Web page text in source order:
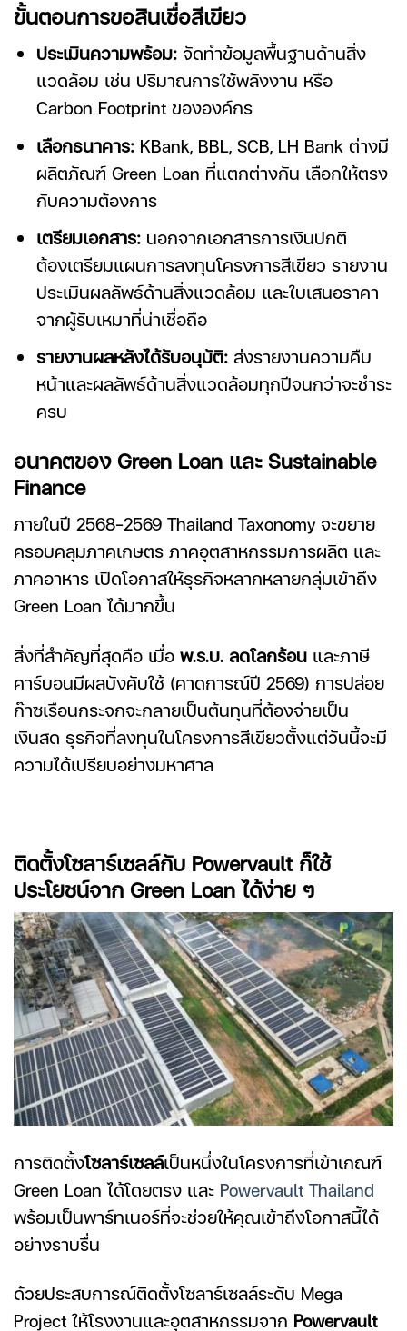
ขั้นตอนการขอสินเชื่อสีเขียว
ประเมินความพร้อม: จัดทำข้อมูลพื้นฐานด้านสิ่ง
แวดล้อม เช่น ปริมาณการใช้พลังงาน หรือ
Carbon Footprint ขององค์กร
เลือกธนาคาร: KBank, BBL, SCB, LH Bank ต่างมี
ผลิตภัณฑ์ Green Loan ที่แตกต่างกัน เลือกให้ตรง
กับความต้องการ
เตรียมเอกสาร: นอกจากเอกสารการเงินปกติ
ต้องเตรียมแผนการลงทุนโครงการสีเขียว รายงาน
ประเมินผลลัพธ์ด้านสิ่งแวดล้อม และใบเสนอราคา
จากผู้รับเหมาที่น่าเชื่อถือ
รายงานผลหลังได้รับอนุมัติ: ส่งรายงานความคืบ
หน้าและผลลัพธ์ด้านสิ่งแวดล้อมทุกปีจนกว่าจะชำระ
ครบ
อนาคตของ Green Loan และ Sustainable
Finance
ภายในปี 2568-2569 Thailand Taxonomy จะขยาย
ครอบคลุมภาคเกษตร ภาคอุตสาหกรรมการผลิต และ
ภาคอาหาร เปิดโอกาสให้ธุรกิจหลากหลายกลุ่มเข้าถึง
Green Loan ได้มากขึ้น
สิ่งที่สำคัญที่สุดคือ เมื่อ พ.ร.บ. ลดโลกร้อน และภาษี
คาร์บอนมีผลบังคับใช้ (คาดการณ์ปี 2569) การปล่อย
ก๊าซเรือนกระจกจะกลายเป็นต้นทุนที่ต้องจ่ายเป็น
เงินสด ธุรกิจที่ลงทุนในโครงการสีเขียวตั้งแต่วันนี้จะมี
ความได้เปรียบอย่างมหาศาล
ติดตั้งโซลาร์เซลล์กับ Powervault ก็ใช้
ประโยชน์จาก Green Loanได้ง่าย ๆ
การติดตั้งโซลาร์เซลล์เป็นหนึ่งในโครงการที่เข้าเกณฑ์
Green Loan ได้โดยตรง และ Powervault Thailand
พร้อมเป็นพาร์ทเนอร์ที่จะช่วยให้คุณเข้าถึงโอกาสนี้ได้
อย่างราบรื่น
ด้วยประสบการณ์ติดตั้งโซลาร์เซลล์ระดับ Mega
Project ให้โรงงานและอุตสาหกรรมจาก Powervault